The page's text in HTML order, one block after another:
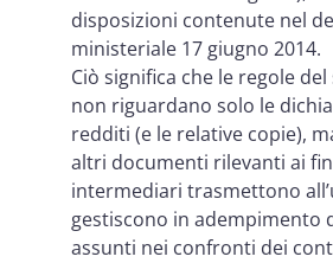
disposizioni contenute nel
ministeriale 17 giugno 2014.
Ciò significa che le regole
non riguardano solo le
redditi (e le relative copie),
altri documenti rilevanti ai
intermediari trasmettono
gestiscono in adempimento
assunti nei confronti dei